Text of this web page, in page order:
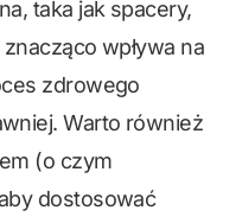
taka jak spacery,
wpływa na
zdrowego
Warto również
(o czym
dostosować